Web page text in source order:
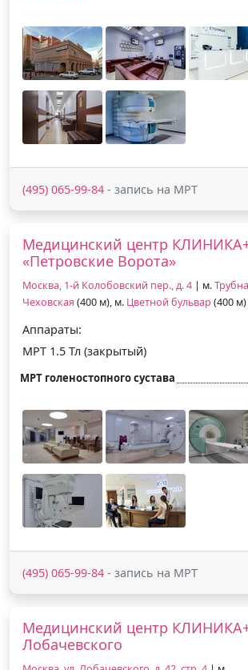
(495) 065-99-84 - запись на МРТ
Медицинский центр
«Петровские Ворота»
Москва, 1-й Колобовский пер., д. 4 | м.
Чеховская (400 м), м. Цветной бульвар (400 м)
Аппараты:
МРТ 1.5 Тл (закрытый)
МРТ голеностопного сустава
(495) 065-99-84 - запись на МРТ
Медицинский центр
Лобачевского